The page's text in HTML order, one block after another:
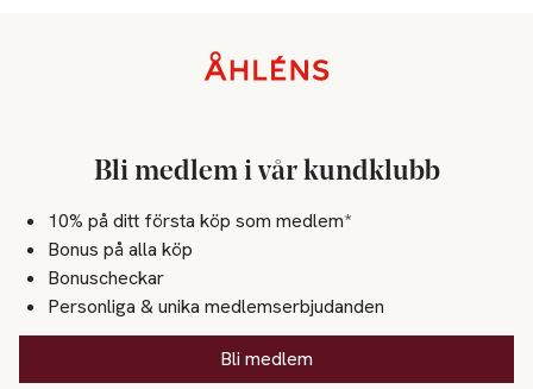
Bli medlem i vår kundklubb
10% på ditt första köp som medlem*
Bonus på alla köp
Bonuscheckar
Personliga & unika medlemserbjudanden
Bli medlem